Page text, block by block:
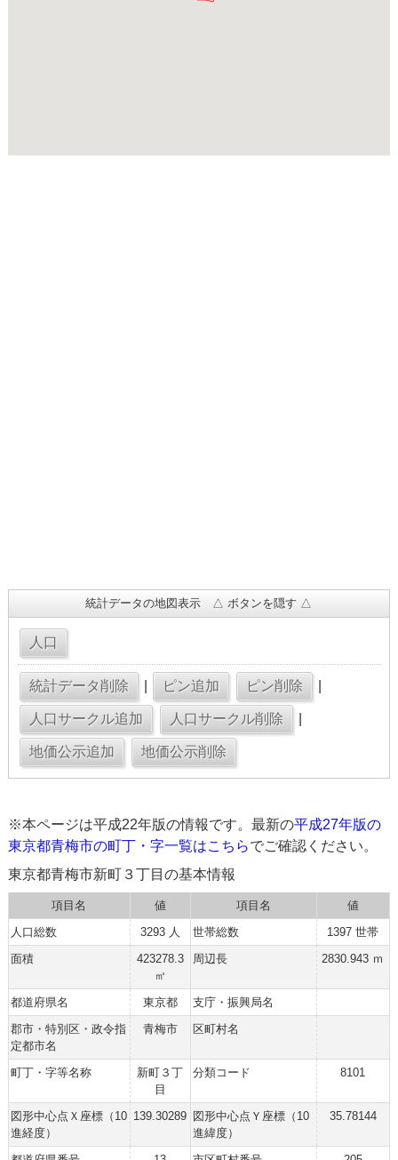
統計データの地図表示 △ ボタンを隠す △
※本ページは平成22年版の情報です。最新の平成27年版の
東京都青梅市の町丁・字一覧はこちらでご確認ください。
東京都青梅市新町３丁目の基本情報
項目名 値 項目名
値
人口総数
3293 人 世帯総数
1397 世帯
面積
423278.3
㎡
周辺長 2830.943 ｍ
都道府県名 東京都
支庁・振興局名
郡市・特別区・政令指
定都市名
青梅市 区町村名
町丁・字等名称
新町３丁
目
分類コード 8101
図形中心点Ｘ座標（10
進経度）
139.30289 図形中心点Ｙ座標（10
進緯度）
35.78144